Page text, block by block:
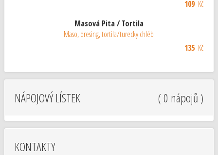
109Kč
Masová Pita / Tortila
Maso, dresing, tortila/turecky chléb
135Kč
NÁPOJOVÝ LÍSTEK ( 0 nápojů )
KONTAKTY